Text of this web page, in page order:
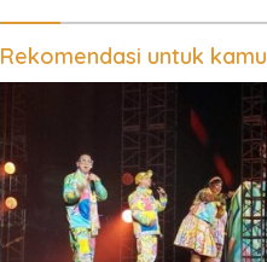
Rekomendasi untuk kamu